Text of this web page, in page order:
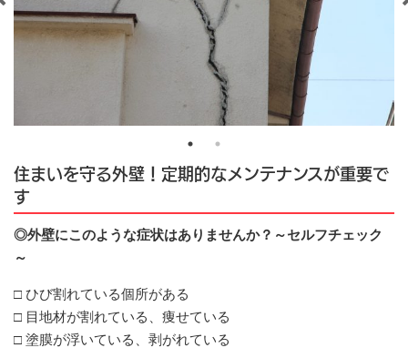
住まいを守る外壁！定期的なメンテナンスが重要で
す
◎外壁にこのような症状はありませんか？～セルフチェック
～
□ ひび割れている個所がある
□ 目地材が割れている、痩せている
□ 塗膜が浮いている、剥がれている